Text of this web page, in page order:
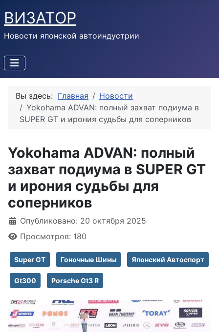
ВИЗАТОР
Новости японской автоиндустрии
Вы здесь: Главная
Новости
Yokohama ADVAN: полный захват подиума в
SUPER GT и ирония судьбы для соперников
Yokohama ADVAN: полный
захват подиума в SUPER GT
и ирония судьбы для
соперников
Информация о материале
Опубликовано: 20 октября 2025
Просмотров: 180
Super GT Гоночные Шины Японский Автоспорт
Gt300 Porsche Gt3 R